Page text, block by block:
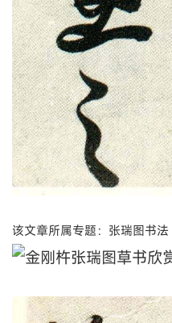
该文章所属专题：张瑞图书法